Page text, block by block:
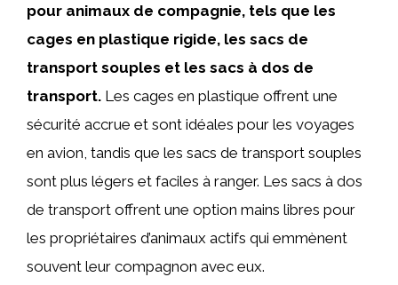
pour animaux de compagnie, tels que les
cages en plastique rigide, les sacs de
transport souples et les sacs à dos de
transport. Les cages en plastique offrent une
sécurité accrue et sont idéales pour les voyages
en avion, tandis que les sacs de transport souples
sont plus légers et faciles à ranger. Les sacs à dos
de transport offrent une option mains libres pour
les propriétaires d’animaux actifs qui emmènent
souvent leur compagnon avec eux.